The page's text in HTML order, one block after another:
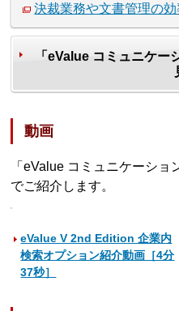
決裁業務や文書管理の
「eValue コミュニケー
動画
「eValue コミュニケーシ
でご紹介します。
eValue V 2nd Edition 企業内
検索オプション紹介動画［4分
37秒］